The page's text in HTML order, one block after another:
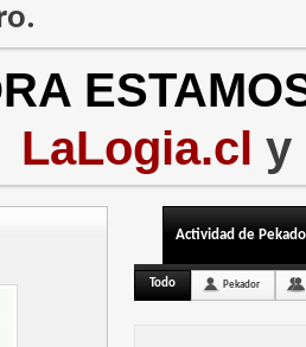
LaLogia.cl y
Actividad de
Todo Pekador